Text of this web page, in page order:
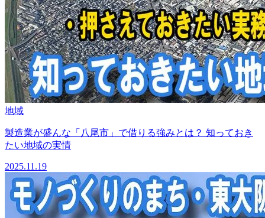
地域
製造業が盛んな「八尾市」で借りる強みとは？ 知っておき
たい地域の実情
2025.11.19